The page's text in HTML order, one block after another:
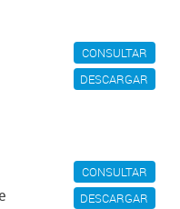
CONSULTAR
DESCARGAR
CONSULTAR
DESCARGAR